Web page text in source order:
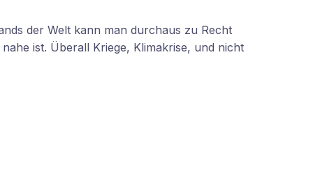
der Welt kann man durchaus zu Recht
ist. Überall Kriege, Klimakrise, und nicht